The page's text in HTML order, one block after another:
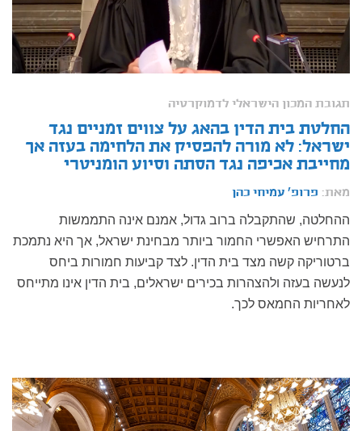
תגובת המכון הישראלי לדמוקרטיה
החלטת בית הדין בהאג על צווים זמניים נגד
ישראל: לא מורה להפסיק את הלחימה בעזה אך
מחייבת אכיפה נגד הסתה וסיוע הומניטרי
מאת: פרופ' עמיחי כהן
ההחלטה, שהתקבלה ברוב גדול, אמנם אינה התממשות
התרחיש האפשרי החמור ביותר מבחינת ישראל, אך היא נתמכת
ברטוריקה קשה מצד בית הדין. לצד קביעות חמורות ביחס
לנעשה בעזה ולהצהרות בכירים ישראלים, בית הדין אינו מתייחס
לאחריות החמאס לכך.